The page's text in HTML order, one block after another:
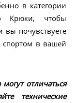
в категории
Крюки, чтобы
вы почувствуете
спортом в вашей
отличаться
технические